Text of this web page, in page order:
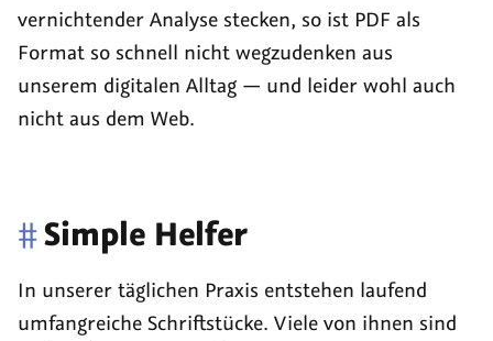
vernichtender Analyse stecken, so ist PDF als
Format so schnell nicht wegzudenken aus
unserem digitalen Alltag — und leider wohl auch
nicht aus dem Web.
#Simple Helfer
In unserer täglichen Praxis entstehen laufend
umfangreiche Schriftstücke. Viele von ihnen sind